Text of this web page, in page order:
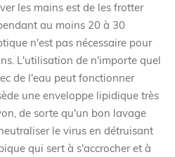
les mains est de les frotter
au moins 20 à 30
n'est pas nécessaire pour
L'utilisation de n'importe quel
de l'eau peut fonctionner
une enveloppe lipidique très
de sorte qu'un bon lavage
le virus en détruisant
qui sert à s'accrocher et à